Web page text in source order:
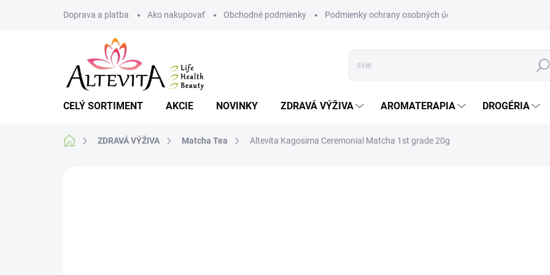
Doprava a platba Ako nakupovať Obchodné podmienky Podmienky ochrany osobných údajov
CELÝ SORTIMENT AKCIE NOVINKY ZDRAVÁ VÝŽIVA AROMATERAPIA DROGÉRIA
DomovZDRAVÁ VÝŽIVA Matcha Tea Altevita Kagosima Ceremonial Matcha 1st grade 20g